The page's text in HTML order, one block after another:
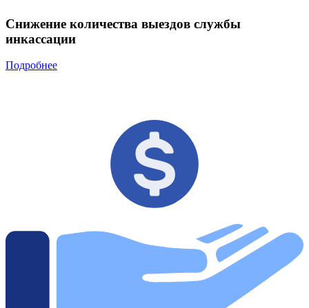
Снижение количества выездов службы
инкассации
Подробнее